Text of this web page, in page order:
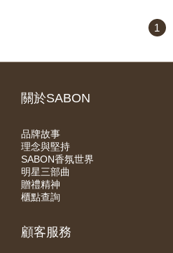
1
關於SABON
品牌故事
理念與堅持
SABON香氛世界
明星三部曲
贈禮精神
櫃點查詢
顧客服務